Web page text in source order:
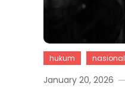
hukum nasional
January 20, 2026